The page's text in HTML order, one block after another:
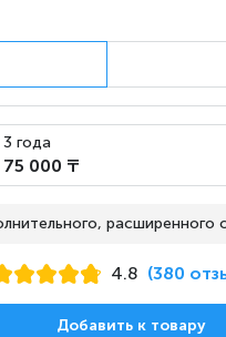
3 года
75 000 ₸
расширенного
4.8 (380
Добавить к товару